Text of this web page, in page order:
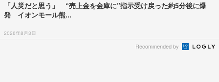
「人災だと思う」 “売上金を金庫に”指示受け戻った約5分後に爆
発 イオンモール熊...
2026年8月3日
Recommended by